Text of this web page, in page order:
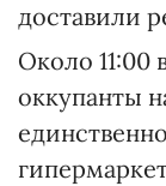
доставили
Около 11:00
оккупанты